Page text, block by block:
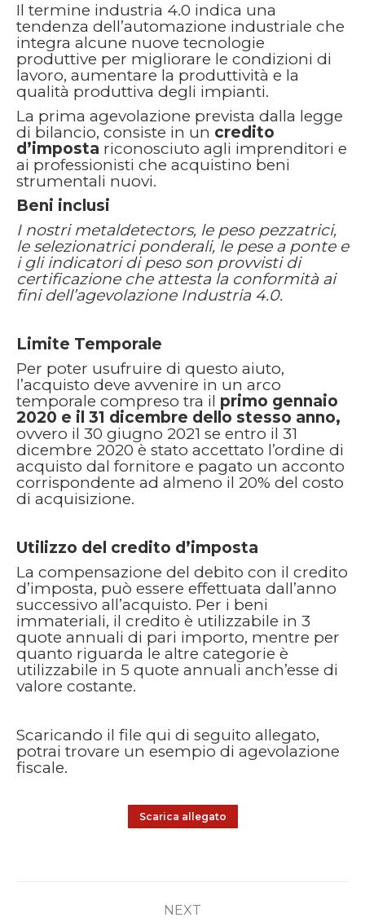
Il termine industria 4.0 indica una
tendenza dell’automazione industriale che
integra alcune nuove tecnologie
produttive per migliorare le condizioni di
lavoro, aumentare la produttività e la
qualità produttiva degli impianti.
La prima agevolazione prevista dalla legge
di bilancio, consiste in un credito
d’imposta riconosciuto agli imprenditori e
ai professionisti che acquistino beni
strumentali nuovi.
Beni inclusi
I nostri metaldetectors, le peso pezzatrici,
le selezionatrici ponderali, le pese a ponte e
i gli indicatori di peso son provvisti di
certificazione che attesta la conformità ai
fini dell’agevolazione Industria 4.0.
Limite Temporale
Per poter usufruire di questo aiuto,
l’acquisto deve avvenire in un arco
temporale compreso tra il primo gennaio
2020 e il 31 dicembre dello stesso anno,
ovvero il 30 giugno 2021 se entro il 31
dicembre 2020 è stato accettato l’ordine di
acquisto dal fornitore e pagato un acconto
corrispondente ad almeno il 20% del costo
di acquisizione.
Utilizzo del credito d’imposta
La compensazione del debito con il credito
d’imposta, può essere effettuata dall’anno
successivo all’acquisto. Per i beni
immateriali, il credito è utilizzabile in 3
quote annuali di pari importo, mentre per
quanto riguarda le altre categorie è
utilizzabile in 5 quote annuali anch’esse di
valore costante.
Scaricando il file qui di seguito allegato,
potrai trovare un esempio di agevolazione
fiscale.
Scarica allegato
NEXT